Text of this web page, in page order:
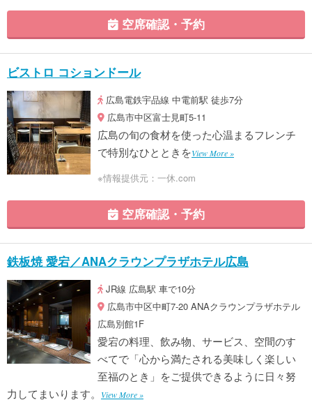
空席確認・予約
ビストロ コションドール
広島電鉄宇品線 中電前駅 徒歩7分
広島市中区富士見町5-11
広島の旬の食材を使った心温まるフレンチ
で特別なひとときをView More »
※情報提供元：一休.com
空席確認・予約
鉄板焼 愛宕／ANAクラウンプラザホテル広島
JR線 広島駅 車で10分
広島市中区中町7-20 ANAクラウンプラザホテル
広島別館1F
愛宕の料理、飲み物、サービス、空間のす
べてで「心から満たされる美味しく楽しい
至福のとき」をご提供できるように日々努
力してまいります。
View More »